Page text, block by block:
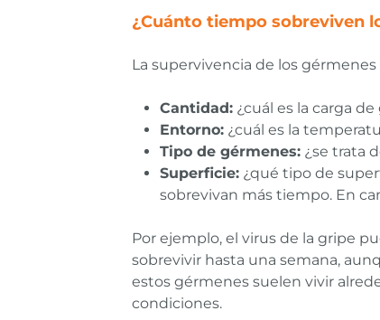
¿Cuánto tiempo sobreviven
La supervivencia de los
Cantidad: ¿cuál es la carga
Entorno: ¿cuál es la
Tipo de gérmenes: ¿se trata
Superficie: ¿qué tipo de
sobrevivan más tiempo. En
Por ejemplo, el virus de la gripe
sobrevivir hasta una semana,
estos gérmenes suelen vivir
condiciones.